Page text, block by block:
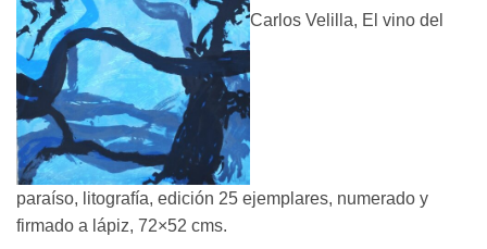
Carlos Velilla, El vino del
paraíso, litografía, edición 25 ejemplares, numerado y
firmado a lápiz, 72×52 cms.